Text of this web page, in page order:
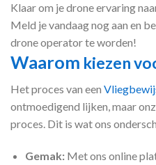
Klaar om je drone ervaring
Meld je vandaag nog aan en
drone operator te worden!
Waarom kiezen
Het proces van een
ontmoedigend lijken, maar
proces. Dit is wat ons
Gemak:Met ons online